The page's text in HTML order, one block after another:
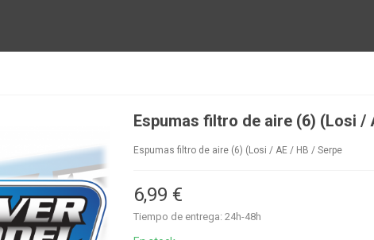
Espumas filtro de aire (6) (Losi /
Espumas filtro de aire (6) (Losi / AE / HB / Serpe
6,99 €
Tiempo de entrega: 24h-48h